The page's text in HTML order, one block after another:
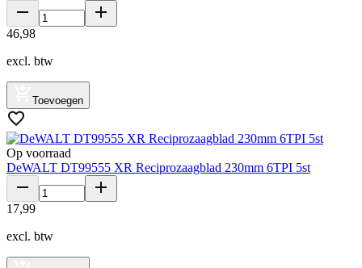
46,98
excl. btw
Toevoegen
Op voorraad
DeWALT DT99555 XR Reciprozaagblad 230mm 6TPI 5st
17,99
excl. btw